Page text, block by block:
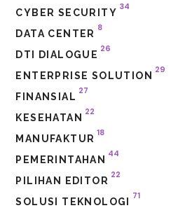
CYBER SECURITY
34
DATA CENTER
8
DTI DIALOGUE
26
ENTERPRISE SOLUTION
29
FINANSIAL
27
KESEHATAN
22
MANUFAKTUR
18
PEMERINTAHAN
44
PILIHAN EDITOR
22
SOLUSI TEKNOLOGI
71